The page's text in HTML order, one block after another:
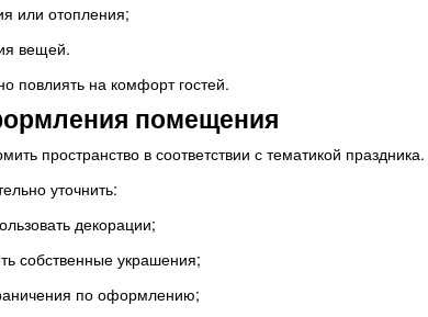
или отопления;
вещей.
повлиять на комфорт гостей.
помещения
пространство в соответствии с тематикой праздника.
уточнить:
декорации;
собственные украшения;
по оформлению;